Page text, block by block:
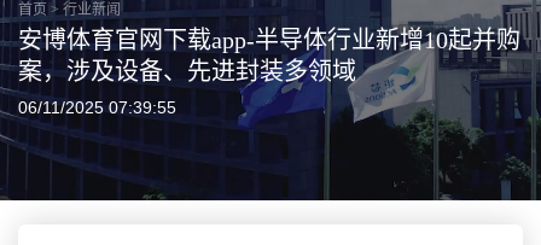
首页 > 行业新闻
安博体育官网下载app-半导体行业新增10起并购
案，涉及设备、先进封装多领域
06/11/2025 07:39:55